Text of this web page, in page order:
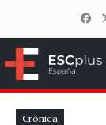
Crónica